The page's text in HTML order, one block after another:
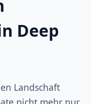
Deep
Landschaft